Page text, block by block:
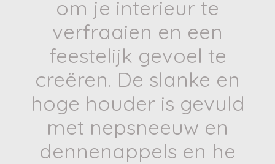
om je interieur te
verfraaien en een
feestelijk gevoel te
creëren. De slanke en
hoge houder is gevuld
met nepsneeuw en
dennenappels en he